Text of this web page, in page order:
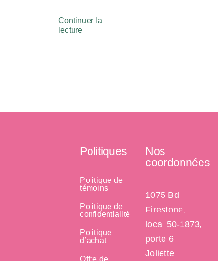
Continuer la
lecture
Politiques
Politique de
témoins
Politique de
confidentialité
Politique
d’achat
Offre de
Nos
coordonnées
1075 Bd
Firestone,
local 50-1873,
porte 6
Joliette